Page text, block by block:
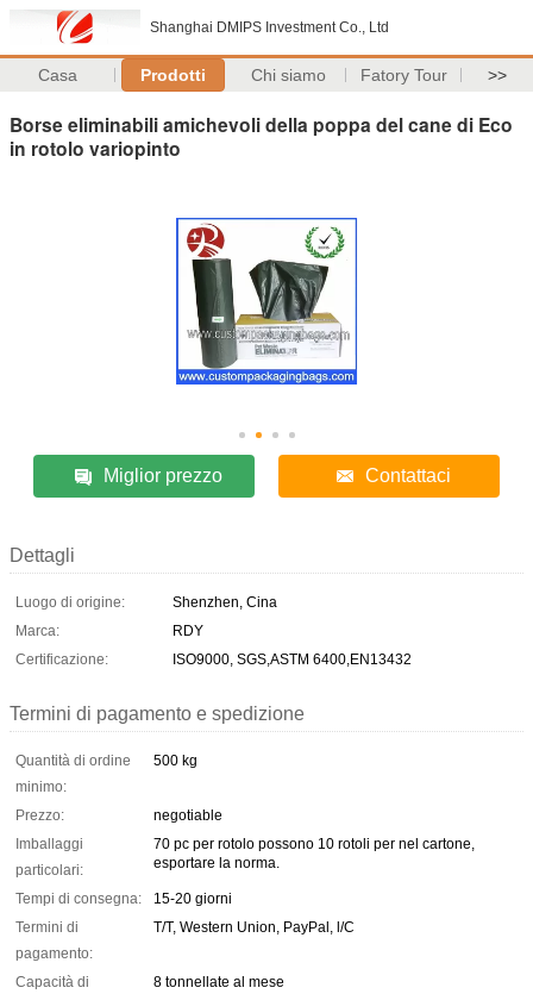
Shanghai DMIPS Investment Co., Ltd
Casa Prodotti Chi siamo Fatory Tour >>
Borse eliminabili amichevoli della poppa del cane di Eco
in rotolo variopinto
Miglior prezzo Contattaci
Dettagli
Luogo di origine:
Shenzhen, Cina
Marca:
RDY
Certificazione:
ISO9000, SGS,ASTM 6400,EN13432
Termini di pagamento e spedizione
Quantità di ordine
minimo:
500 kg
Prezzo:
negotiable
Imballaggi
particolari:
70 pc per rotolo possono 10 rotoli per nel cartone,
esportare la norma.
Tempi di consegna:
15-20 giorni
Termini di
pagamento:
T/T, Western Union, PayPal, l/C
Capacità di
8 tonnellate al mese